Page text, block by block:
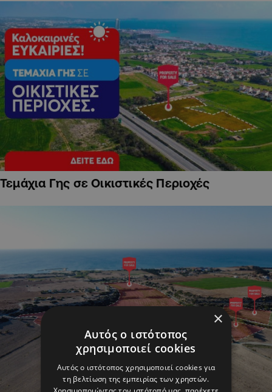
Τεμάχια Γης σε Οικιστικές Περιοχές
×
Αυτός ο ιστότοπος
χρησιμοποιεί cookies
Αυτός ο ιστότοπος χρησιμοποιεί cookies για
τη βελτίωση της εμπειρίας των χρηστών.